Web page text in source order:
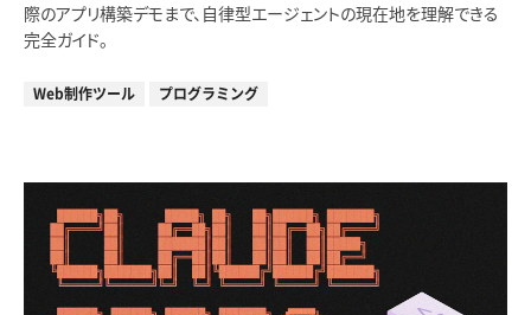
際のアプリ構築デモまで、自律型エージェントの現在地を理解できる
完全ガイド。
Web制作ツール プログラミング